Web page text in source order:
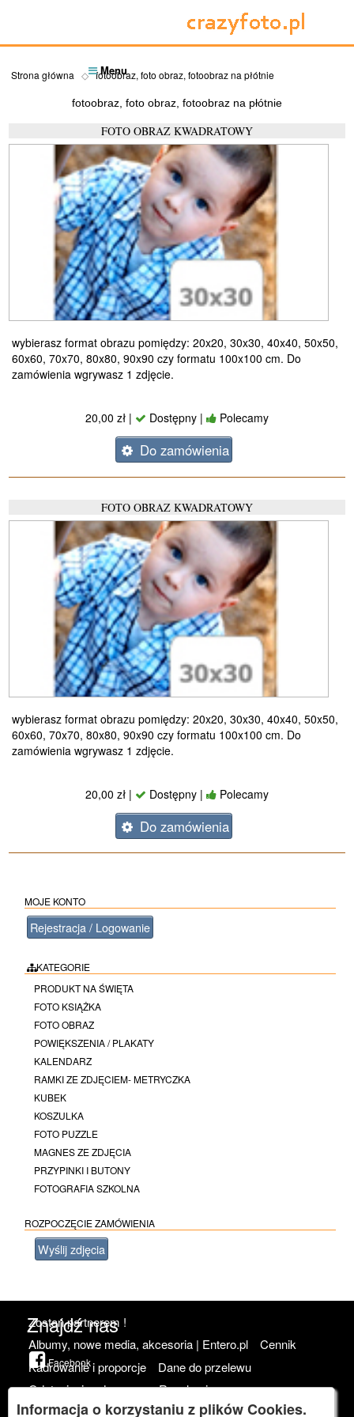
Menu
Strona główna fotoobraz, foto obraz, fotoobraz na płótnie
fotoobraz, foto obraz, fotoobraz na płótnie
FOTO OBRAZ KWADRATOWY
wybierasz format obrazu pomiędzy: 20x20, 30x30, 40x40, 50x50,
60x60, 70x70, 80x80, 90x90 czy formatu 100x100 cm. Do
zamówienia wgrywasz 1 zdjęcie.
20,00 zł | Dostępny | Polecamy
Do zamówienia
FOTO OBRAZ KWADRATOWY
wybierasz format obrazu pomiędzy: 20x20, 30x30, 40x40, 50x50,
60x60, 70x70, 80x80, 90x90 czy formatu 100x100 cm. Do
zamówienia wgrywasz 1 zdjęcie.
20,00 zł | Dostępny | Polecamy
Do zamówienia
Informacja o korzystaniu z plików Cookies.
MOJE KONTO
Rejestracja / Logowanie
KATEGORIE
PRODUKT NA ŚWIĘTA
FOTO KSIĄŻKA
FOTO OBRAZ
POWIĘKSZENIA / PLAKATY
KALENDARZ
RAMKI ZE ZDJĘCIEM- METRYCZKA
KUBEK
KOSZULKA
FOTO PUZZLE
MAGNES ZE ZDJĘCIA
PRZYPINKI I BUTONY
FOTOGRAFIA SZKOLNA
ROZPOCZĘCIE ZAMÓWIENIA
Wyślij zdjęcia
Znajdź nas
Facebook
Zostań partnerem !
Albumy, nowe media, akcesoria | Entero.pl
Cennik
Kadrowanie i proporcje
Dane do przelewu
Odstąpienie od umowy
Regulamin
Polityka prywatności